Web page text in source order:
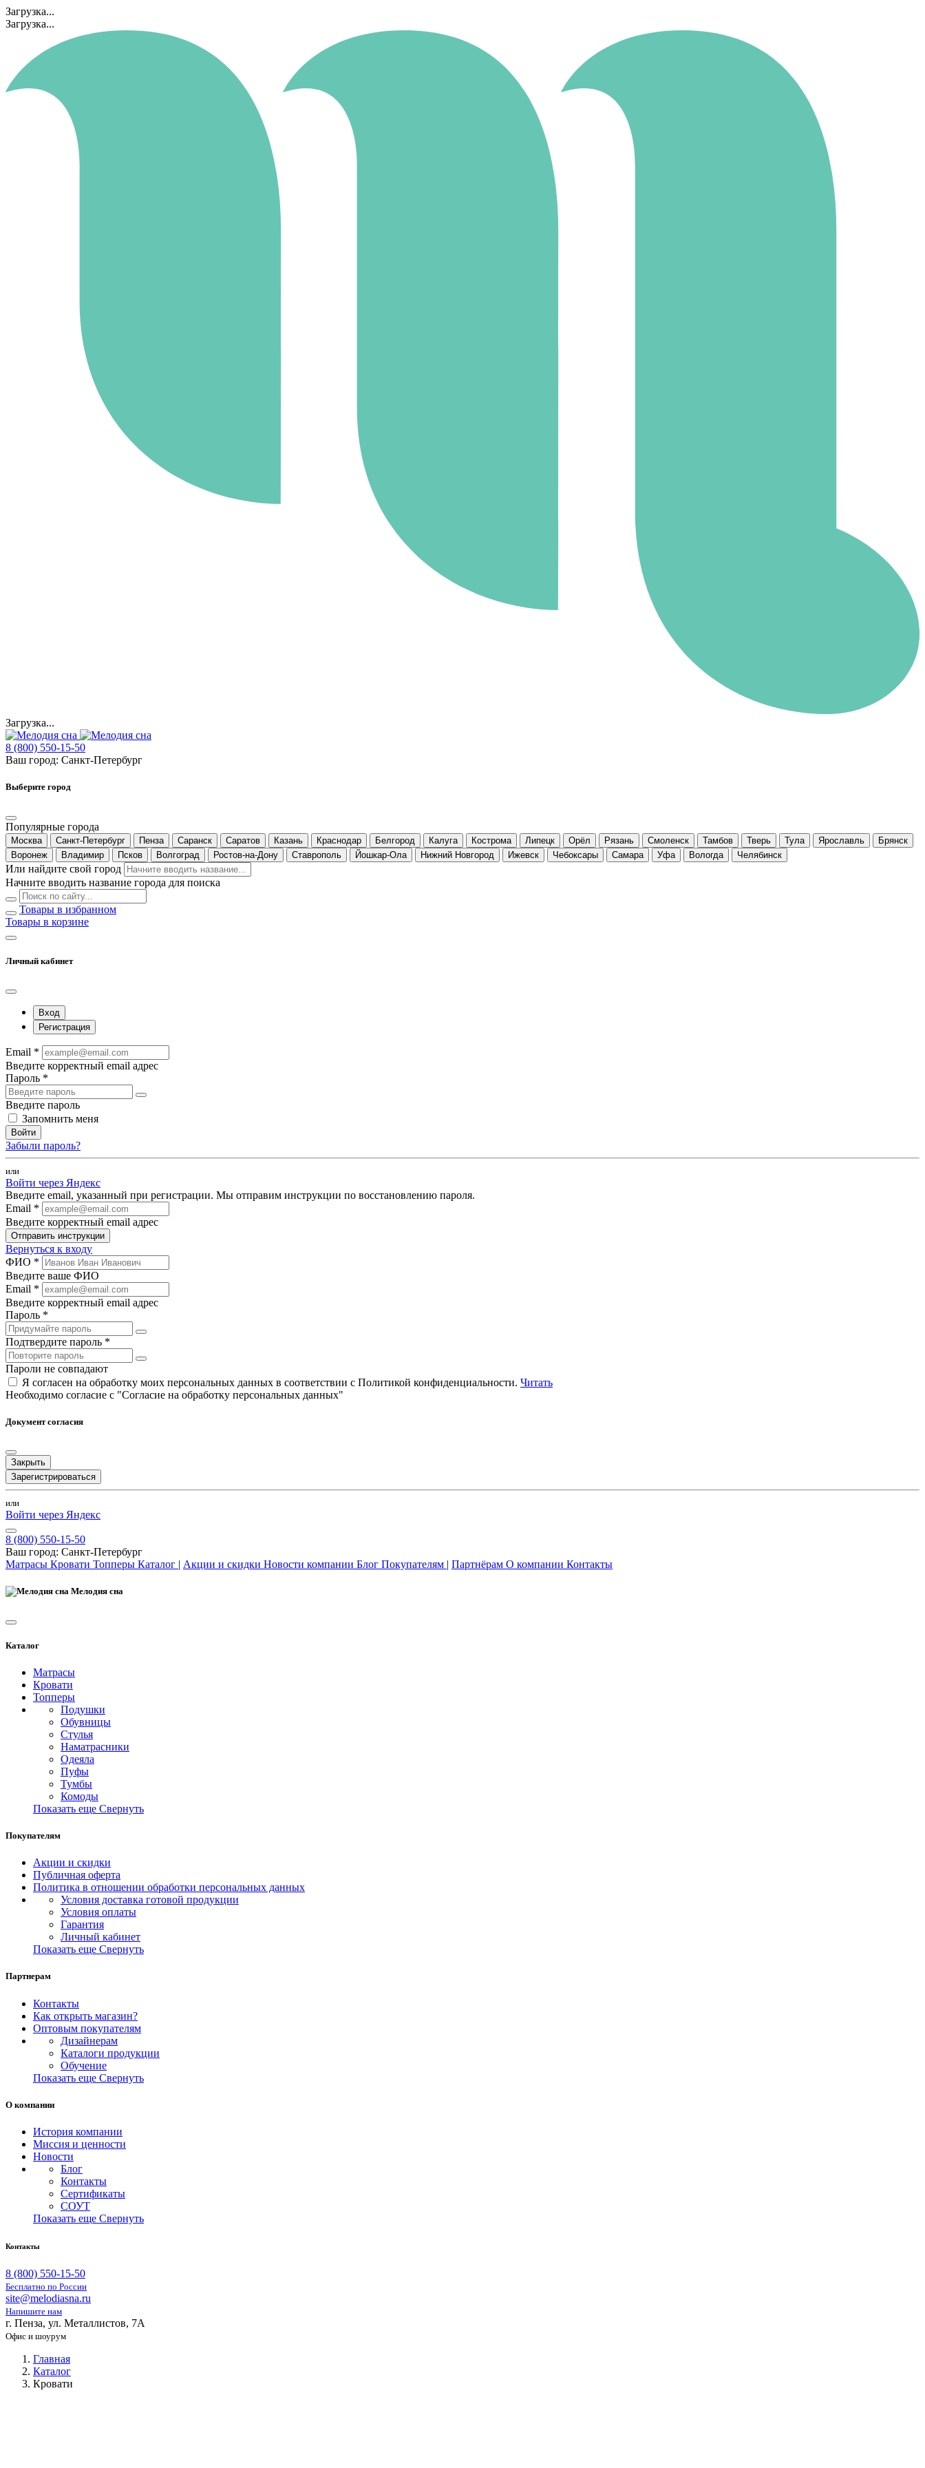
Загрузка...
Загрузка...
Загрузка...
8 (800) 550-15-50
Ваш город: Санкт-Петербург
Выберите город
Популярные города
Москва Санкт-Петербург Пенза Саранск Саратов Казань Краснодар Белгород Калуга Кострома Липецк Орёл Рязань Смоленск Тамбов Тверь Тула Ярославль
Брянск
Воронеж
Владимир Псков Волгоград Ростов-на-Дону Ставрополь Йошкар-Ола Нижний Новгород Ижевск Чебоксары Самара Уфа Вологда Челябинск
Или найдите свой город
Начните вводить название города для поиска
Товары в избранном
Товары в корзине
Личный кабинет
Вход
Регистрация
Email *
Введите корректный email адрес
Пароль *
Введите пароль
Запомнить меня
Войти
Забыли пароль?
или
Войти через Яндекс
Введите email, указанный при регистрации. Мы отправим инструкции по восстановлению пароля.
Email *
Введите корректный email адрес
Отправить инструкции
Вернуться к входу
ФИО *
Введите ваше ФИО
Email *
Введите корректный email адрес
Пароль *
Подтвердите пароль *
Пароли не совпадают
Я согласен на обработку моих персональных данных в соответствии с Политикой конфиденциальности. Читать
Необходимо согласие с "Согласие на обработку персональных данных"
Документ согласия
Закрыть
Зарегистрироваться
или
Войти через Яндекс
8 (800) 550-15-50
Ваш город: Санкт-Петербург
Матрасы Кровати Топперы Каталог | Акции и скидки Новости компании Блог Покупателям | Партнёрам О компании Контакты
Мелодия сна
Каталог
Матрасы
Кровати
Топперы
Подушки
Обувницы
Стулья
Наматрасники
Одеяла
Пуфы
Тумбы
Комоды
Показать еще Свернуть
Покупателям
Акции и скидки
Публичная оферта
Политика в отношении обработки персональных данных
Условия доставка готовой продукции
Условия оплаты
Гарантия
Личный кабинет
Показать еще Свернуть
Партнерам
Контакты
Как открыть магазин?
Оптовым покупателям
Дизайнерам
Каталоги продукции
Обучение
Показать еще Свернуть
О компании
История компании
Миссия и ценности
Новости
Блог
Контакты
Сертификаты
СОУТ
Показать еще Свернуть
Контакты
8 (800) 550-15-50
Бесплатно по России
site@melodiasna.ru
Напишите нам
г. Пенза, ул. Металлистов, 7А
Офис и шоурум
Главная
Каталог
Кровати